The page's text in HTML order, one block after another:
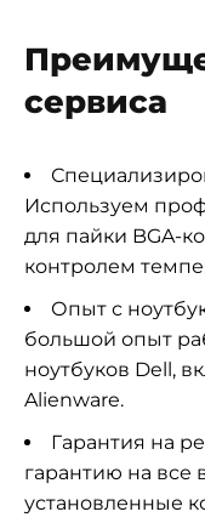
сервиса
Используем
для пайки BGA-
контролем
Опыт с
большой опыт
ноутбуков Dell,
Alienware.
Гарантия на
гарантию на
установленные